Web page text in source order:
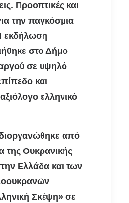
Προοπτικές και
την παγκόσμια
εκδήλωση
στο Δήμο
σε υψηλό
και
ελληνικό
από
της Ουκρανικής
Ελλάδα και των
Σκέψη» σε